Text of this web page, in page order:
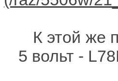
К этой же
5 вольт -